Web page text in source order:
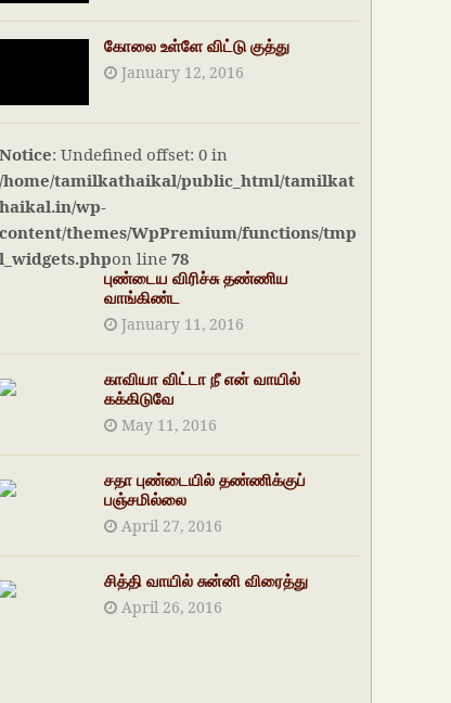
கோலை உள்ளே விட்டு குத்து
January 12, 2016
Notice: Undefined offset: 0 in
/home/tamilkathaikal/public_html/tamilkat
haikal.in/wp-
content/themes/WpPremium/functions/tmp
l_widgets.phpon line78
புண்டைய விரிச்சு தண்ணிய
வாங்கிண்ட
January 11, 2016
காவியா விட்டா நீ என் வாயில்
கக்கிடுவே
May 11, 2016
சதா புண்டையில் தண்ணிக்குப்
பஞ்சமில்லை
April 27, 2016
சித்தி வாயில் சுன்னி விரைத்து
April 26, 2016